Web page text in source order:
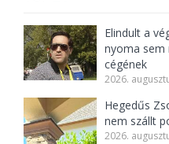
Elindult a
nyoma sem
cégének
2026.
Hegedűs
nem szállt
2026.